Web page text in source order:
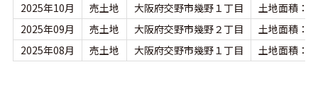
2025年10月
売土地 大阪府交野市幾野１丁目
土地面積：
2025年09月
売土地 大阪府交野市幾野２丁目
土地面積：
2025年08月
売土地 大阪府交野市幾野１丁目 土地面積：